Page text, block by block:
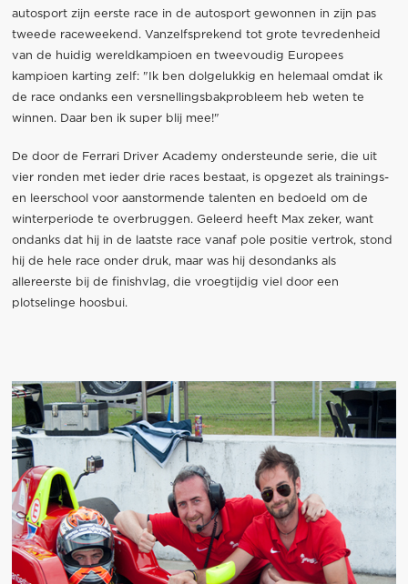
autosport zijn eerste race in de autosport gewonnen in zijn pas
tweede raceweekend. Vanzelfsprekend tot grote tevredenheid
van de huidig wereldkampioen en tweevoudig Europees
kampioen karting zelf: "Ik ben dolgelukkig en helemaal omdat ik
de race ondanks een versnellingsbakprobleem heb weten te
winnen. Daar ben ik super blij mee!"
De door de Ferrari Driver Academy ondersteunde serie, die uit
vier ronden met ieder drie races bestaat, is opgezet als trainings-
en leerschool voor aanstormende talenten en bedoeld om de
winterperiode te overbruggen. Geleerd heeft Max zeker, want
ondanks dat hij in de laatste race vanaf pole positie vertrok, stond
hij de hele race onder druk, maar was hij desondanks als
allereerste bij de finishvlag, die vroegtijdig viel door een
plotselinge hoosbui.